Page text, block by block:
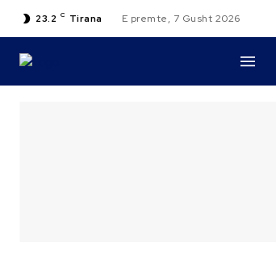
23.2 C Tirana E premte, 7 Gusht 2026